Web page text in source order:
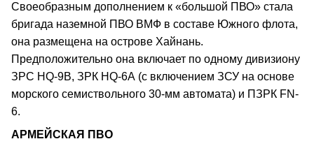
Своеобразным дополнением к «большой ПВО» стала
бригада наземной ПВО ВМФ в составе Южного флота,
она размещена на острове Хайнань.
Предположительно она включает по одному дивизиону
ЗРС HQ-9В, ЗРК HQ-6А (с включением ЗСУ на основе
морского семиствольного 30-мм автомата) и ПЗРК FN-
6.
АРМЕЙСКАЯ ПВО